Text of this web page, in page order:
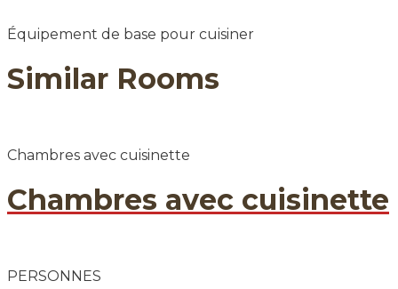
Équipement de base pour cuisiner
Similar Rooms
Chambres avec cuisinette
Chambres avec cuisinette
PERSONNES